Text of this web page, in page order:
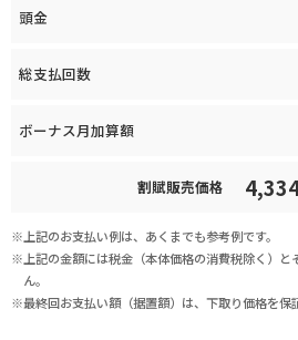
頭金
総支払回数
ボーナス月加算額
割賦販売価格
上記のお支払い例は、あくまでも参考例です。
上記の金額には税金（本体価格の消費税除く）
ん。
最終回お支払い額（据置額）は、下取り価格を保